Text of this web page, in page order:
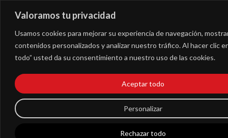
Valoramos tu privacidad
Usamos cookies para mejorar su experiencia de navegación,
contenidos personalizados y analizar nuestro tráfico. Al hacer clic
todo” usted da su consentimiento a nuestro uso de las cookies.
Personalizar
Rechazar todo
Aceptar todo
¿En qué consiste una
reestructuración
societaria?